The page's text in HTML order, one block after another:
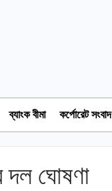
ব্যাংক বীমা কর্পোরেট সংবাদ
দল ঘোষণা